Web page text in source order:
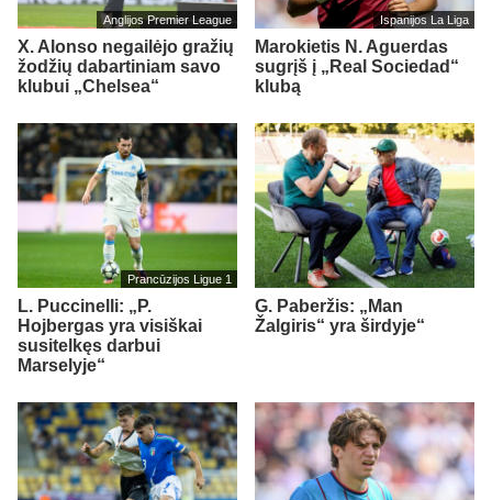
Anglijos Premier League
X. Alonso negailėjo gražių
žodžių dabartiniam savo
klubui „Chelsea“
Ispanijos La Liga
Marokietis N. Aguerdas
sugrįš į „Real Sociedad“
klubą
Prancūzijos Ligue 1
L. Puccinelli: „P.
Hojbergas yra visiškai
susitelkęs darbui
Marselyje“
G. Paberžis: „Man
Žalgiris“ yra širdyje“